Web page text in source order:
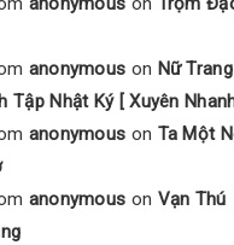
anonymous on Nữ
Tập Nhật Ký [ Xuyên
anonymous on Ta Một
anonymous on Vạn Thú